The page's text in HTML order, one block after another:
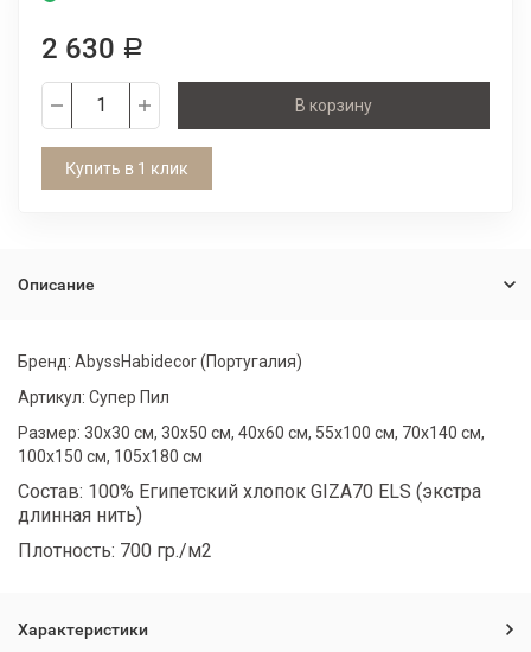
2 630 Р
В корзину
Купить в 1 клик
Описание
Бренд: AbyssHabidecor (Португалия)
Артикул: Супер Пил
Размер: 30х30 см, 30х50 см, 40х60 см, 55х100 см, 70х140 см,
100х150 см, 105х180 см
Состав: 100% Египетский хлопок GIZA70 ELS (экстра
длинная нить)
Плотность: 700 гр./м2
Характеристики